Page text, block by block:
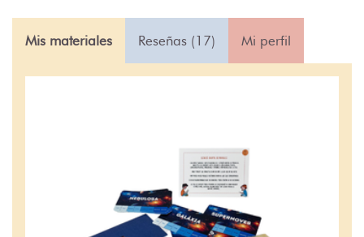
Mis materiales Reseñas (17) Mi perfil